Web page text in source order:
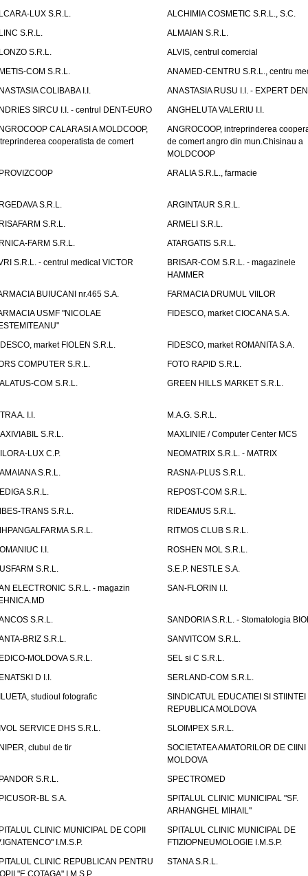
LUX S.R.L.
ALCHIMIA COSMETIC S.R.L., S.C.
S.R.L.
ALMAIAN S.R.L.
S.R.L.
ALVIS, centrul comercial
COM S.R.L.
ANAMED-CENTRU S.R.L., centru
COLIBABA I.I.
ANASTASIA RUSU I.I. - EXPERT
SIRCU I.I. - centrul DENT-EURO
ANGHELUTA VALERIU I.I.
CALARASI A MOLDCOOP,
cooperatista de comert
ANGROCOOP, intreprinderea
de comert angro din mun.Chisinau a
MOLDCOOP
ARALIA S.R.L., farmacie
S.R.L.
ARGINTAUR S.R.L.
S.R.L.
ARMELI S.R.L.
FARM S.R.L.
ATARGATIS S.R.L.
S.R.L. - centrul medical VICTOR
BRISAR-COM S.R.L. - magazinele
HAMMER
BUIUCANI nr.465 S.A.
FARMACIA DRUMUL VIILOR
USMF "NICOLAE
FIDESCO, market CIOCANA S.A.
market FIOLEN S.R.L.
FIDESCO, market ROMANITA S.A.
COMPUTER S.R.L.
FOTO RAPID S.R.L.
COM S.R.L.
GREEN HILLS MARKET S.R.L.
A. I.I.
M.A.G. S.R.L.
S.R.L.
MAXLINIE / Computer Center MCS
LUX C.P.
NEOMATRIX S.R.L. - MATRIX
S.R.L.
RASNA-PLUS S.R.L.
S.R.L.
REPOST-COM S.R.L.
TRANS S.R.L.
RIDEAMUS S.R.L.
S.R.L.
RITMOS CLUB S.R.L.
I.I.
ROSHEN MOL S.R.L.
S.R.L.
S.E.P. NESTLE S.A.
ELECTRONIC S.R.L. - magazin
SAN-FLORIN I.I.
S.R.L.
SANDORIA S.R.L. - Stomatologia
BRIZ S.R.L.
SANVITCOM S.R.L.
MOLDOVA S.R.L.
SEL si C S.R.L.
D I.I.
SERLAND-COM S.R.L.
studioul fotografic
SINDICATUL EDUCATIEI SI STIINTEI
REPUBLICA MOLDOVA
SERVICE DHS S.R.L.
SLOIMPEX S.R.L.
clubul de tir
SOCIETATEA AMATORILOR DE CIINI
MOLDOVA
S.R.L.
SPECTROMED
BL S.A.
SPITALUL CLINIC MUNICIPAL "SF.
ARHANGHEL MIHAIL"
CLINIC MUNICIPAL DE COPII
I.M.S.P.
SPITALUL CLINIC MUNICIPAL DE
FTIZIOPNEUMOLOGIE I.M.S.P.
CLINIC REPUBLICAN PENTRU
"E.COTAGA" I.M.S.P.
STANA S.R.L.